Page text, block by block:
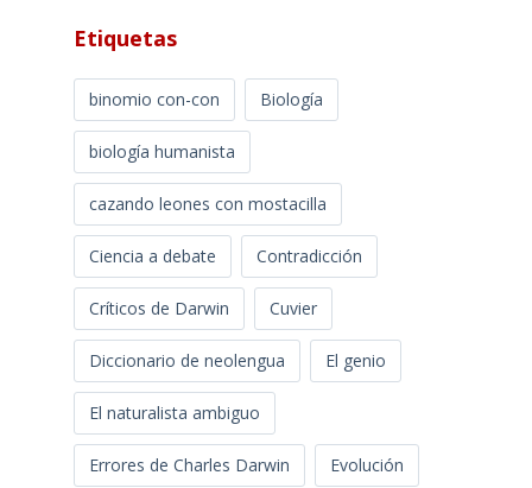
Etiquetas
binomio con-con Biología
biología humanista
cazando leones con mostacilla
Ciencia a debate Contradicción
Críticos de Darwin Cuvier
Diccionario de neolengua El genio
El naturalista ambiguo
Errores de Charles Darwin Evolución